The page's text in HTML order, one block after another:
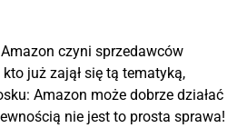
czyni sprzedawców
już zajął się tą tematyką,
Amazon może dobrze działać
nie jest to prosta sprawa!